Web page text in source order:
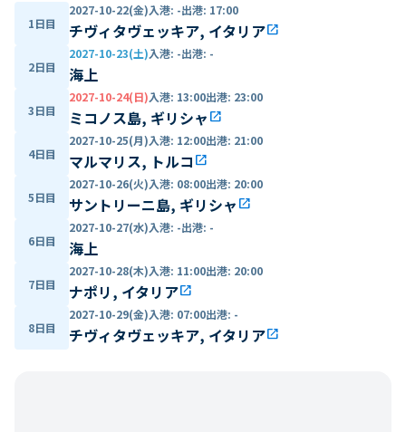
1日目
2027-10-22(金)入港: -出港: 17:00
チヴィタヴェッキア, イタリアopen_in_new
2日目
2027-10-23(土)入港: -出港: -
海上
3日目
2027-10-24(日)入港: 13:00出港: 23:00
ミコノス島, ギリシャ open_in_new
4日目
2027-10-25(月)入港: 12:00出港: 21:00
マルマリス, トルコ open_in_new
5日目
2027-10-26(火)入港: 08:00出港: 20:00
サントリーニ島, ギリシャ open_in_new
6日目
2027-10-27(水)入港: -出港: -
海上
7日目
2027-10-28(木)入港: 11:00出港: 20:00
ナポリ, イタリアopen_in_new
8日目
2027-10-29(金)入港: 07:00出港: -
チヴィタヴェッキア, イタリアopen_in_new